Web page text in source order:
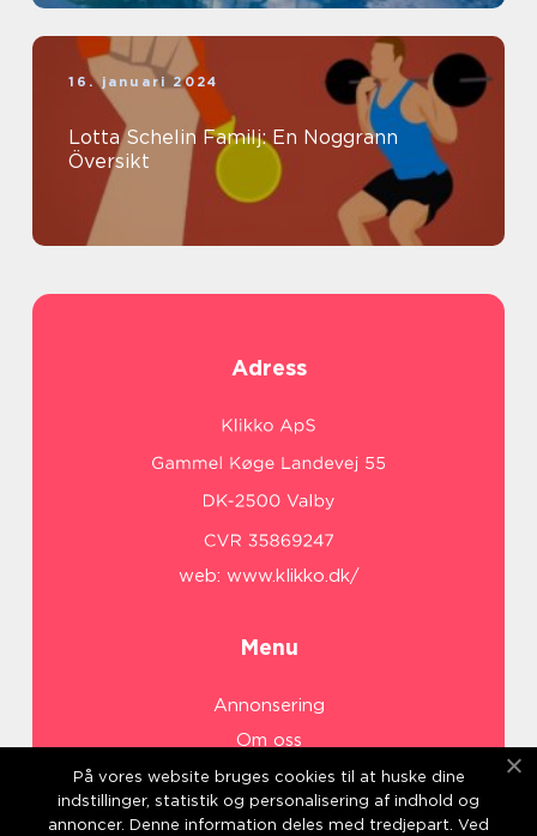
16. januari 2024
Lotta Schelin Familj: En Noggrann
Översikt
Adress
web: www.klikko.dk/
Menu
Annonsering
Om oss
Cookies
Kontakta oss
På vores website bruges cookies til at huske dine
indstillinger, statistik og personalisering af indhold og
annoncer. Denne information deles med tredjepart. Ved